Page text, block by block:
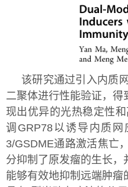
该研究通过引入内质
二聚体进行性能验证，
现出优异的光热稳定性
调GRP78以诱导内质
3/GSDME通路激活焦亡
分抑制了原发瘤的生长
能够有效地抑制远端肿